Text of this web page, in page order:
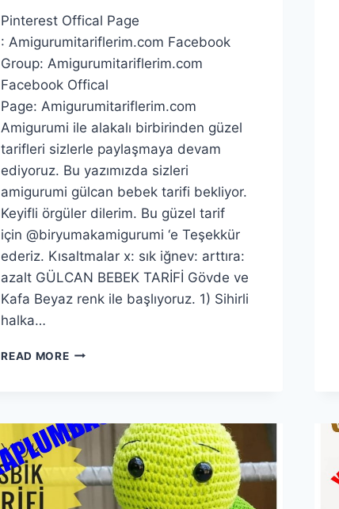
Pinterest Offical Page
: Amigurumitariflerim.com Facebook
Group: Amigurumitariflerim.com
Facebook Offical
Page: Amigurumitariflerim.com
Amigurumi ile alakalı birbirinden güzel
tarifleri sizlerle paylaşmaya devam
ediyoruz. Bu yazımızda sizleri
amigurumi gülcan bebek tarifi bekliyor.
Keyifli örgüler dilerim. Bu güzel tarif
için @biryumakamigurumi ‘e Teşekkür
ederiz. Kısaltmalar x: sık iğnev: arttıra:
azalt GÜLCAN BEBEK TARİFİ Gövde ve
Kafa Beyaz renk ile başlıyoruz. 1) Sihirli
halka…
READ MOREAMIGURUMI